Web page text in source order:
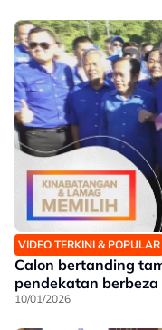
VIDEO TERKINI & POPULAR
Calon bertanding
pendekatan berbeza
10/01/2026